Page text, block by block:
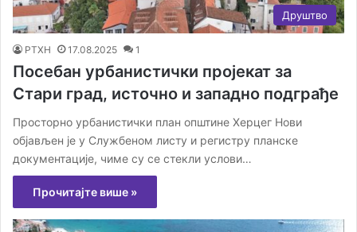
Друштво
РТХН 17.08.2025 1
Посебан урбанистички прoјекат за
Стари град, источно и западно подграђе
Просторно урбанистички план општине Херцег Нови
објављен је у Службеном листу и регистру планске
документације, чиме су се стекли услови…
Прочитајте више »